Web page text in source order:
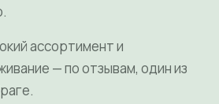
ассортимент и
— по отзывам, один из